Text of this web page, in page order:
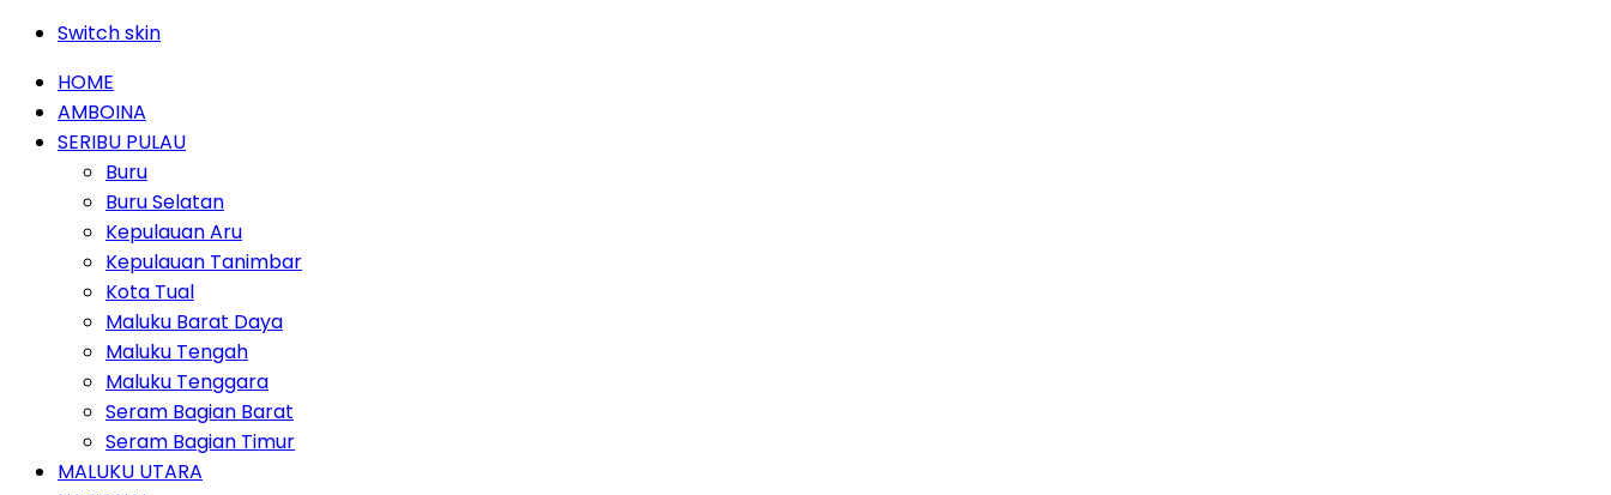
Switch skin
HOME
AMBOINA
SERIBU PULAU
Buru
Buru Selatan
Kepulauan Aru
Kepulauan Tanimbar
Kota Tual
Maluku Barat Daya
Maluku Tengah
Maluku Tenggara
Seram Bagian Barat
Seram Bagian Timur
MALUKU UTARA